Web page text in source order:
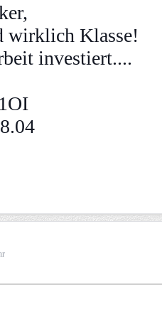
wirklich Klasse!
investiert....